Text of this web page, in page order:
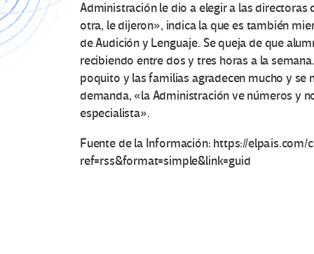
Administración le dio a elegir a las directoras
otra, le dijeron», indica la que es también
de Audición y Lenguaje. Se queja de que
recibiendo entre dos y tres horas a la
poquito y las familias agradecen mucho y
demanda, «la Administración ve números y
especialista».
Fuente de la Información: https://elpais.com/
ref=rss&format=simple&link=guid